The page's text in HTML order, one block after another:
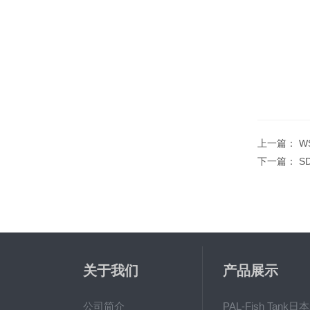
上一篇：
下一篇：
关于我们
公司简介
产品展示